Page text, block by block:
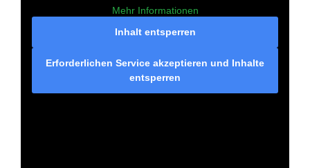
Mehr Informationen
Inhalt entsperren
Erforderlichen Service akzeptieren und Inhalte
entsperren